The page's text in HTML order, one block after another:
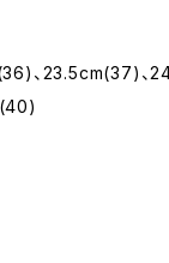
、23.5cm(37)、